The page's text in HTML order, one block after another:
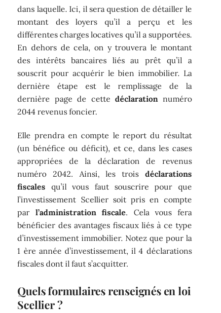
dans laquelle. Ici, il sera question de détailler le
montant des loyers qu’il a perçu et les
différentes charges locatives qu’il a supportées.
En dehors de cela, on y trouvera le montant
des intérêts bancaires liés au prêt qu’il a
souscrit pour acquérir le bien immobilier. La
dernière étape est le remplissage de la
dernière page de cettedéclaration numéro
2044 revenus foncier.
Elle prendra en compte le report du résultat
(un bénéfice ou déficit), et ce, dans les cases
appropriées de la déclaration de revenus
numéro 2042. Ainsi, les trois déclarations
fiscales qu’il vous faut souscrire pour que
l’investissement Scellier soit pris en compte
par l’administration fiscale. Cela vous fera
bénéficier des avantages fiscaux liés à ce type
d’investissement immobilier. Notez que pour la
1 ère année d’investissement, il 4 déclarations
fiscales dont il faut s’acquitter.
Quels formulaires renseignés enloi
Scellier?